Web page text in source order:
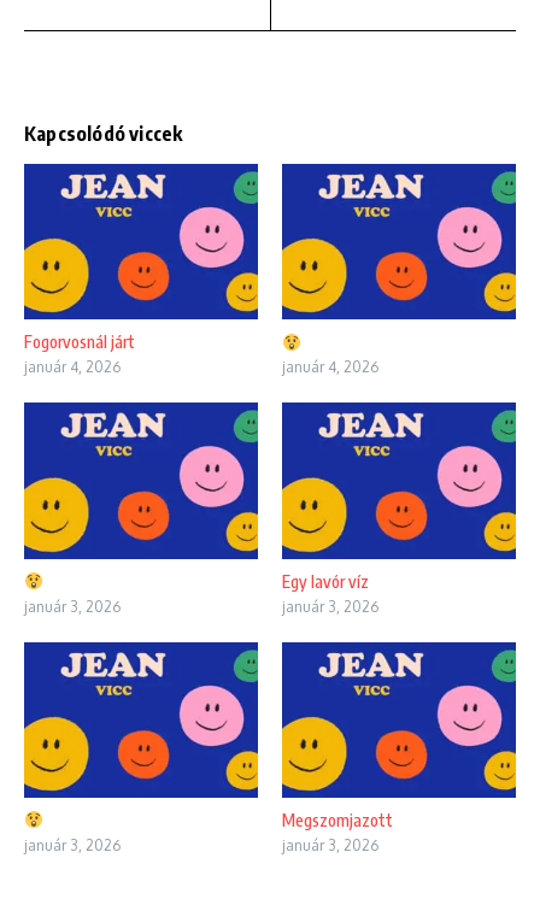
Kapcsolódó viccek
Fogorvosnál járt
január 4, 2026 január 4, 2026
január 3, 2026
Egy lavór víz
január 3, 2026
január 3, 2026
Megszomjazott
január 3, 2026